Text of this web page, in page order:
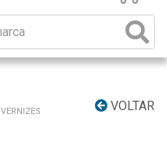
VOLTAR
VERNIZES